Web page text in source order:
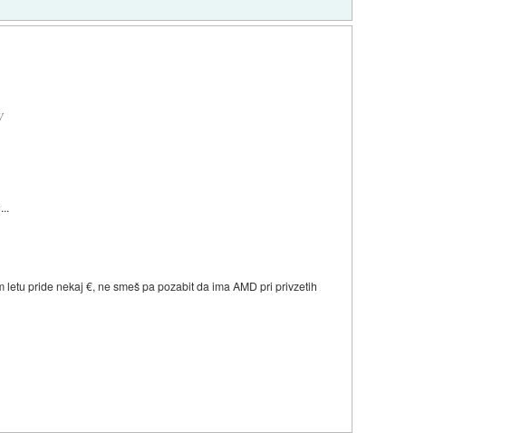
pride nekaj €, ne smeš pa pozabit da ima AMD pri privzetih